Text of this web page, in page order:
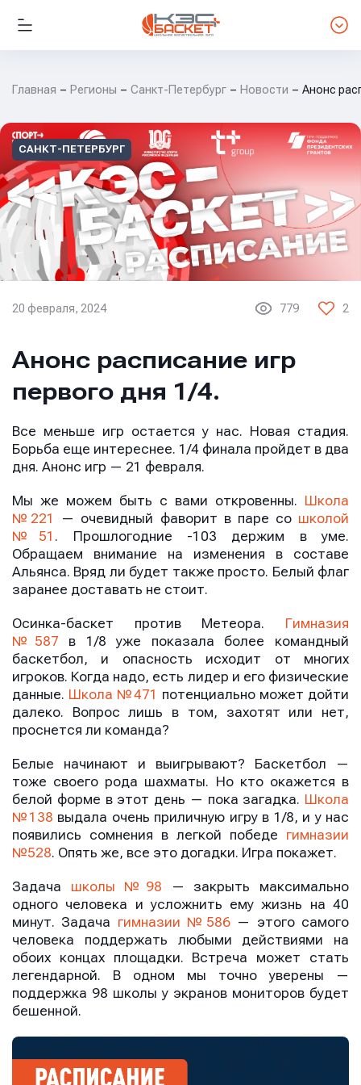
Главная Регионы Санкт-Петербург Новости Анонс
САНКТ-ПЕТЕРБУРГ
20 февраля, 2024 779 2
Анонс расписание игр
первого дня 1/4.
Все меньше игр остается у нас. Новая стадия.
Борьба еще интереснее. 1/4 финала пройдет в два
дня. Анонс игр — 21 февраля.
Мы же можем быть с вами откровенны. Школа
№221
— очевидный фаворит в паре со школой
№51 . Прошлогодние -103 держим в уме.
Обращаем внимание на изменения в составе
Альянса. Вряд ли будет также просто. Белый флаг
заранее доставать не стоит.
Осинка-баскет против Метеора. Гимназия
№587 в 1/8 уже показала более командный
баскетбол, и опасность исходит от многих
игроков. Когда надо, есть лидер и его физические
данные. Школа №471 потенциально может дойти
далеко. Вопрос лишь в том, захотят или нет,
проснется ли команда?
Белые начинают и выигрывают? Баскетбол —
тоже своего рода шахматы. Но кто окажется в
белой форме в этот день — пока загадка. Школа
№138 выдала очень приличную игру в 1/8, и у нас
появились сомнения в легкой победе гимназии
№528. Опять же, все это догадки. Игра покажет.
Задача школы №98 — закрыть максимально
одного человека и усложнить ему жизнь на 40
минут. Задача гимназии №586— этого самого
человека поддержать любыми действиями на
обоих концах площадки. Встреча может стать
легендарной. В одном мы точно уверены —
поддержка 98 школы у экранов мониторов будет
бешенной.